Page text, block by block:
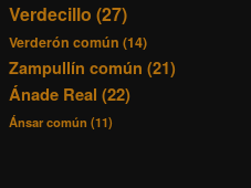
Verdecillo (27)
Verderón común (14)
Zampullín común (21)
Ánade Real (22)
Ánsar común (11)